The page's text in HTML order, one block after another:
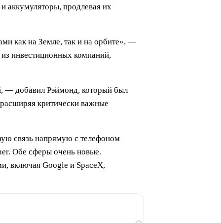
аккумуляторы, продлевая их
как на Земле, так и на орбите», —
инвестиционных компаний,
— добавил Рэймонд, который был
критически важные
связь напрямую с телефоном
Обе сферы очень новые.
включая Google и SpaceX,